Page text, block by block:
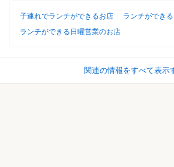
子連れでランチができるお店
ランチができ
ランチができる日曜営業のお店
関連の情報をすべて表示